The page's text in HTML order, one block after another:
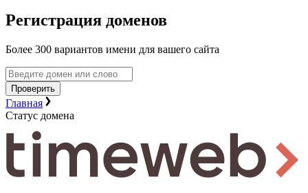
Регистрация доменов
Более 300 вариантов имени для вашего сайта
Проверить
Главная
Статус домена